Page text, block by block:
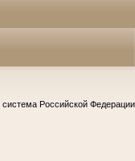
система Российской